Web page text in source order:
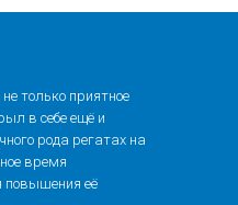
только приятное
в себе ещё и
рода регатах на
время
повышения её